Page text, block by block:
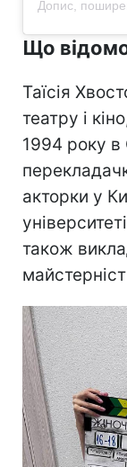
Що
Таїсія
театру і
1994 року в
акторки у
також